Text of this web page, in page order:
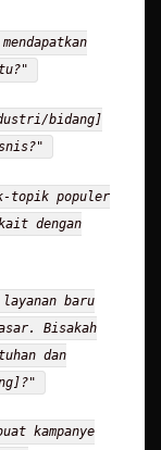
bidang]
topik populer
dengan
layanan baru
Bisakah
dan
kampanye